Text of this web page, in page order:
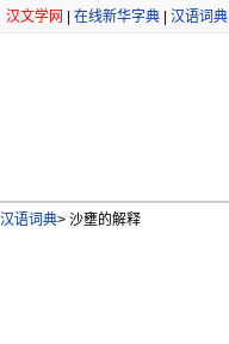
汉文学网 在线新华字典 汉语词典
汉语词典> 沙壅的解释